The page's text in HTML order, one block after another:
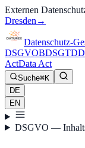
Externen
Dresden →
Datenschutz-
DSGVOBDSG
ActData Act
Suche⌘K
DE
EN
DSGVO —